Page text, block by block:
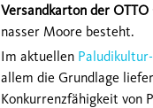
Versandkarton der OTTO
nasser Moore besteht.
Im aktuellen
allem die Grundlage
Konkurrenzfähigkeit von